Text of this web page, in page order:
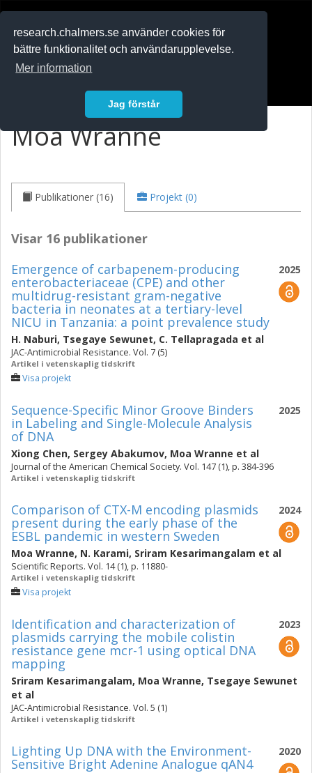
research.chalmers.se använder cookies för
bättre funktionalitet och användarupplevelse.
Mer information
Jag förstår
Moa Wranne
Publikationer (16) Projekt (0)
Visar 16 publikationer
2025
Emergence of carbapenem-producing
enterobacteriaceae (CPE) and other
multidrug-resistant gram-negative
bacteria in neonates at a tertiary-level
NICU in Tanzania: a point prevalence study
H. Naburi, Tsegaye Sewunet, C. Tellapragada et al
JAC-Antimicrobial Resistance. Vol. 7 (5)
Artikel i vetenskaplig tidskrift
Visa projekt
2025
Sequence-Specific Minor Groove Binders
in Labeling and Single-Molecule Analysis
of DNA
Xiong Chen, Sergey Abakumov, Moa Wranne et al
Journal of the American Chemical Society. Vol. 147 (1), p. 384-396
Artikel i vetenskaplig tidskrift
2024
Comparison of CTX-M encoding plasmids
present during the early phase of the
ESBL pandemic in western Sweden
Moa Wranne, N. Karami, Sriram Kesarimangalam et al
Scientific Reports. Vol. 14 (1), p. 11880-
Artikel i vetenskaplig tidskrift
Visa projekt
2023
Identification and characterization of
plasmids carrying the mobile colistin
resistance gene mcr-1 using optical DNA
mapping
Sriram Kesarimangalam, Moa Wranne, Tsegaye Sewunet
et al
JAC-Antimicrobial Resistance. Vol. 5 (1)
Artikel i vetenskaplig tidskrift
2020
Lighting Up DNA with the Environment-
Sensitive Bright Adenine Analogue qAN4